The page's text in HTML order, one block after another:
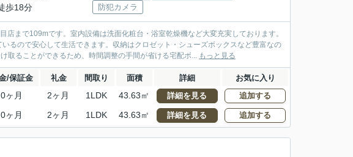
歩18分
防犯カメラ
まで109mです。室内設備は洗面化粧台・浴室乾燥機など大変充実しております。
るので安心して生活できます。収納はクロゼット・シューズボックスなど豊富なの
取ることができるため、時間調整の手間が省ける宅配ボ... もっと見る
/保証金 礼金 間取り 面積 詳細 お気に入り
0ヶ月 2ヶ月 1LDK 43.63㎡ 詳細を見る 追加する
0ヶ月 2ヶ月 1LDK 43.63㎡ 詳細を見る 追加する